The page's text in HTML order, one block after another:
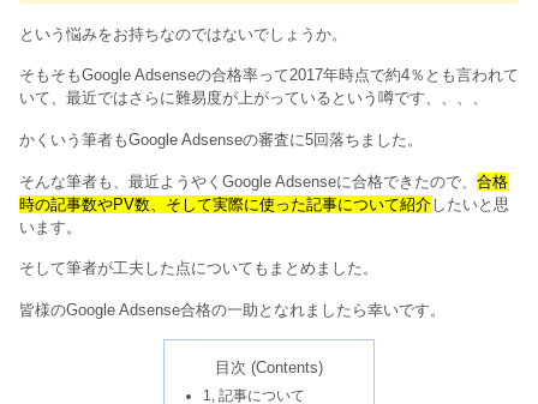
という悩みをお持ちなのではないでしょうか。
そもそもGoogle Adsenseの合格率って2017年時点で約4％とも言われて
いて、最近ではさらに難易度が上がっているという噂です、、、、
かくいう筆者もGoogle Adsenseの審査に5回落ちました。
そんな筆者も、最近ようやくGoogle Adsenseに合格できたので、 合格
時の記事数やPV数、そして実際に使った記事について紹介したいと思
います。
そして筆者が工夫した点についてもまとめました。
皆様のGoogle Adsense合格の一助となれましたら幸いです。
目次 (Contents)
1, 記事について